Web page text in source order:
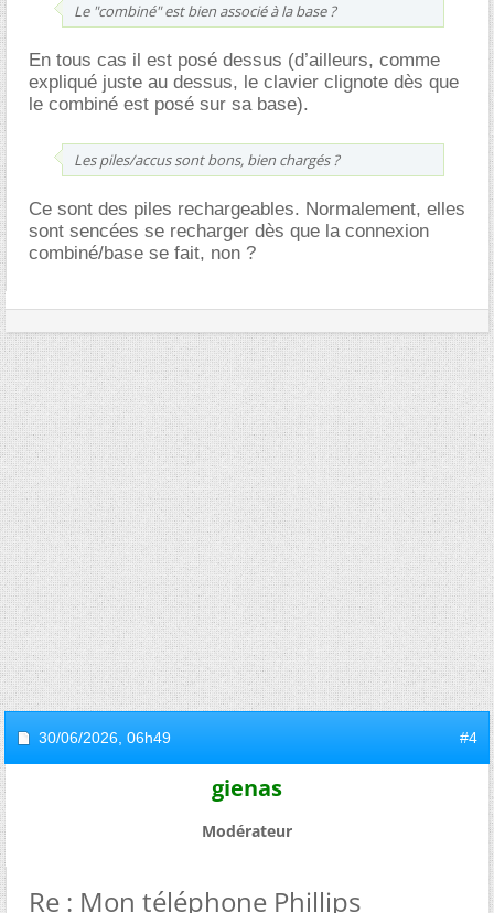
Le "combiné" est bien associé à la base ?
En tous cas il est posé dessus (d’ailleurs, comme
expliqué juste au dessus, le clavier clignote dès que
le combiné est posé sur sa base).
Les piles/accus sont bons, bien chargés ?
Ce sont des piles rechargeables. Normalement, elles
sont sencées se recharger dès que la connexion
combiné/base se fait, non ?
30/06/2026, 06h49 #4
gienas
Modérateur
Re : Mon téléphone Phillips